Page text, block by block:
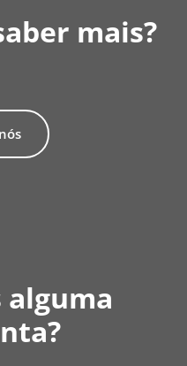
mais?
alguma